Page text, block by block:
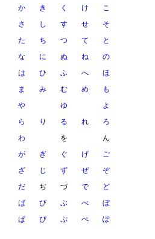
か
き く け
こ
さ
し す せ
そ
た
ち つ て
と
な
に ぬ ね
の
は
ひ ふ へ
ほ
ま
み む め
も
や
ゆ
よ
ら
り る れ
ろ
わ
を
ん
が
ぎ ぐ げ
ご
ざ
じ ず ぜ
ぞ
だ
ぢ づ で
ど
ば
び ぶ べ
ぼ
ぱ
ぴ ぷ ぺ ぽ